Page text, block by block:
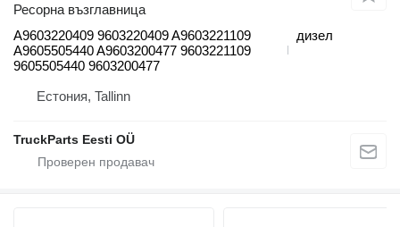
Ресорна възглавница
A9603220409 9603220409 A9603221109
A9605505440 A9603200477 9603221109
9605505440 9603200477
дизел
Естония, Tallinn
TruckParts Eesti OÜ